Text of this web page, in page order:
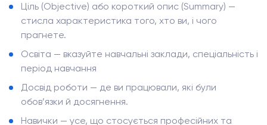
Ціль (Objective) або короткий опис (Summary) —
стисла характеристика того, хто ви, і чого
прагнете.
Освіта — вказуйте навчальні заклади, спеціальність і
період навчання
Досвід роботи — де ви працювали, які були
обов’язки й досягнення.
Навички — усе, що стосується професійних та